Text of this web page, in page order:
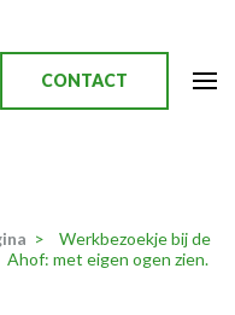
CONTACT
>
Werkbezoekje bij de
Ahof: met eigen ogen zien.